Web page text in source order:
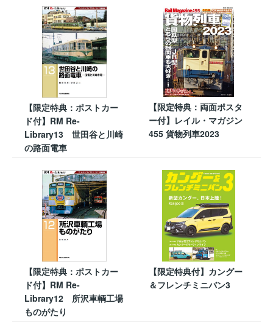
【限定特典：ポストカー
ド付】RM Re-
Library13 世田谷と川崎
の路面電車
【限定特典：両面ポスタ
ー付】レイル・マガジン
455 貨物列車2023
【限定特典：ポストカー
ド付】RM Re-
Library12 所沢車輌工場
ものがたり
【限定特典付】カングー
＆フレンチミニバン3